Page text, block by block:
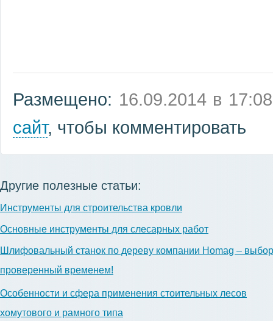
Размещено: 16.09.2014 в 17:08
сайт, чтобы комментировать
Другие полезные статьи:
Инструменты для строительства кровли
Основные инструменты для слесарных работ
Шлифовальный станок по дереву компании Homag –
проверенный временем!
Особенности и сфера применения стоительных лесов
хомутового и рамного типа